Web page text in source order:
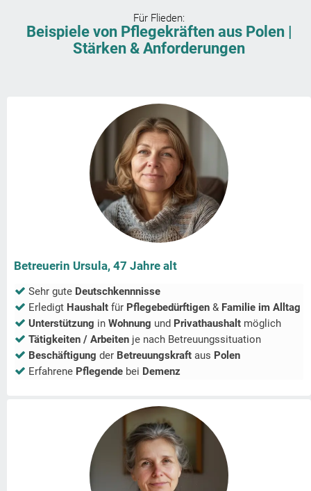
Für Flieden:
Beispiele von Pflegekräften aus Polen |
Stärken & Anforderungen
Betreuerin Ursula, 47 Jahre alt
Sehr gute Deutschkennnisse
Erledigt Haushalt für Pflegebedürftigen & Familie im Alltag
Unterstützung in Wohnung und Privathaushalt möglich
Tätigkeiten / Arbeiten je nach Betreuungssituation
Beschäftigung der Betreuungskraft aus Polen
Erfahrene Pflegende bei Demenz